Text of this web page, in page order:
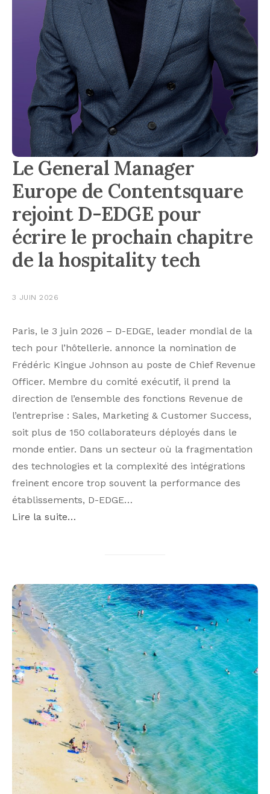
Le General Manager
Europe de Contentsquare
rejoint D-EDGE pour
écrire le prochain chapitre
de la hospitality tech
3 JUIN 2026
Paris, le 3 juin 2026 – D-EDGE, leader mondial de la
tech pour l’hôtellerie. annonce la nomination de
Frédéric Kingue Johnson au poste de Chief Revenue
Officer. Membre du comité exécutif, il prend la
direction de l’ensemble des fonctions Revenue de
l’entreprise : Sales, Marketing & Customer Success,
soit plus de 150 collaborateurs déployés dans le
monde entier. Dans un secteur où la fragmentation
des technologies et la complexité des intégrations
freinent encore trop souvent la performance des
établissements, D-EDGE…
Lire la suite…